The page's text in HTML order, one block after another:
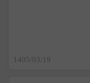
1405/03/19